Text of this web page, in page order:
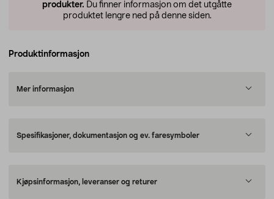
produkter. Du finner informasjon om det utgåtte
produktet lengre ned på denne siden.
Produktinformasjon
Mer informasjon
Spesifikasjoner, dokumentasjon og ev. faresymboler
Kjøpsinformasjon, leveranser og returer